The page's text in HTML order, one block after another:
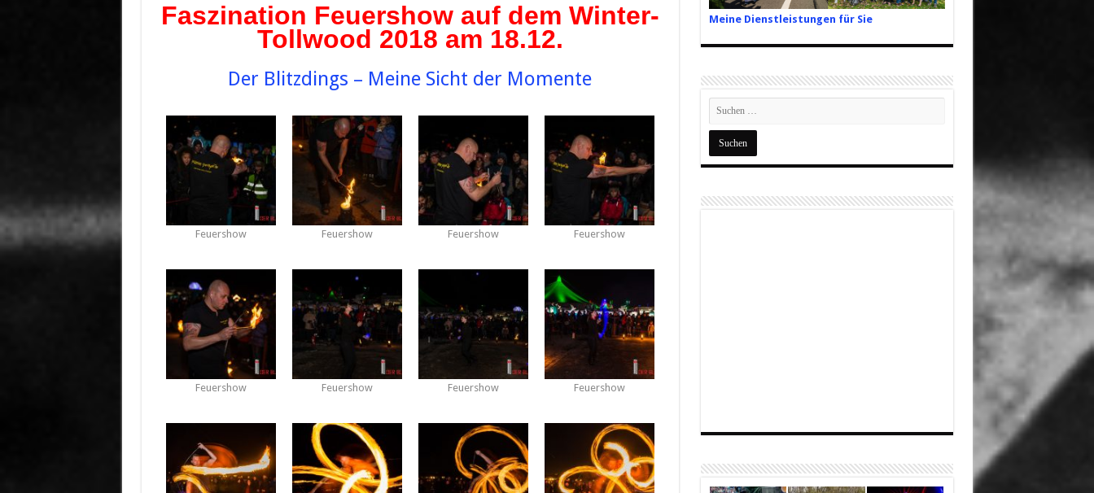
Faszination Feuershow auf dem Winter-
Tollwood 2018 am 18.12.
Der Blitzdings – Meine Sicht der Momente
Feuershow Feuershow Feuershow Feuershow
Feuershow Feuershow Feuershow Feuershow
Meine Dienstleistungen für Sie